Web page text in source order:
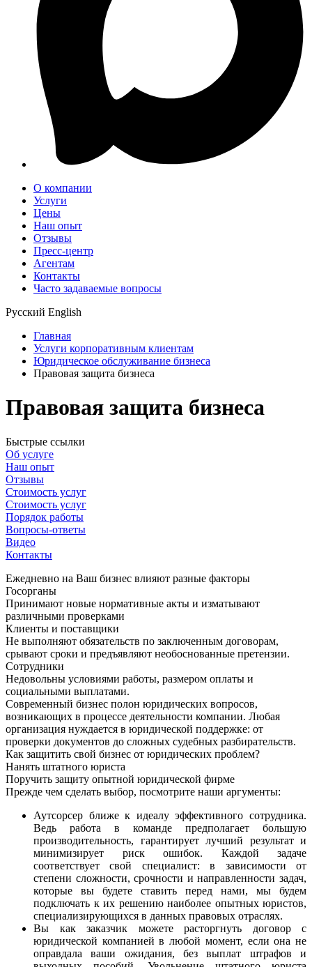
О компании
Услуги
Цены
Наш опыт
Отзывы
Пресс-центр
Агентам
Контакты
Часто задаваемые вопросы
Русский English
Главная
Услуги корпоративным клиентам
Юридическое обслуживание бизнеса
Правовая защита бизнеса
Правовая защита бизнеса
Быстрые ссылки
Об услуге
Наш опыт
Отзывы
Стоимость услуг
Стоимость услуг
Порядок работы
Вопросы-ответы
Видео
Контакты
Ежедневно на Ваш бизнес влияют разные факторы
Госорганы
Принимают новые нормативные акты и изматывают
различными проверками
Клиенты и поставщики
Не выполняют обязательств по заключенным договорам,
срывают сроки и предъявляют необоснованные претензии.
Сотрудники
Недовольны условиями работы, размером оплаты и
социальными выплатами.
Современный бизнес полон юридических вопросов,
возникающих в процессе деятельности компании. Любая
организация нуждается в юридической поддержке: от
проверки документов до сложных судебных разбирательств.
Как защитить свой бизнес от юридических проблем?
Нанять штатного юриста
Поручить защиту опытной юридической фирме
Прежде чем сделать выбор, посмотрите наши аргументы:
Аутсорсер ближе к идеалу эффективного сотрудника.
Ведь работа в команде предполагает большую
производительность, гарантирует лучший результат и
минимизирует риск ошибок. Каждой задаче
соответствует свой специалист: в зависимости от
степени сложности, срочности и направленности задач,
которые вы будете ставить перед нами, мы будем
подключать к их решению наиболее опытных юристов,
специализирующихся в данных правовых отраслях.
Вы как заказчик можете расторгнуть договор с
юридической компанией в любой момент, если она не
оправдала ваши ожидания, без выплат штрафов и